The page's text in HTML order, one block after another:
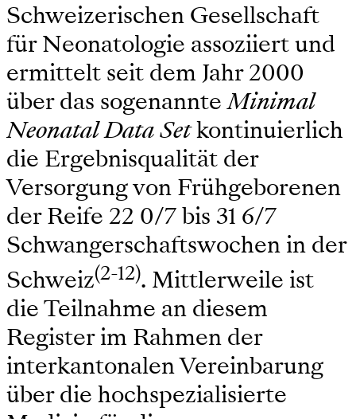
Schweizerischen Gesellschaft
für Neonatologie assoziiert und
ermittelt seit dem Jahr 2000
über das sogenannteMinimal
Neonatal Data Setkontinuierlich
die Ergebnisqualität der
Versorgung von Frühgeborenen
der Reife 22 0/7 bis 31 6/7
Schwangerschaftswochen in der
Schweiz(2-12). Mittlerweile ist
die Teilnahme an diesem
Register im Rahmen der
interkantonalen Vereinbarung
über die hochspezialisierte